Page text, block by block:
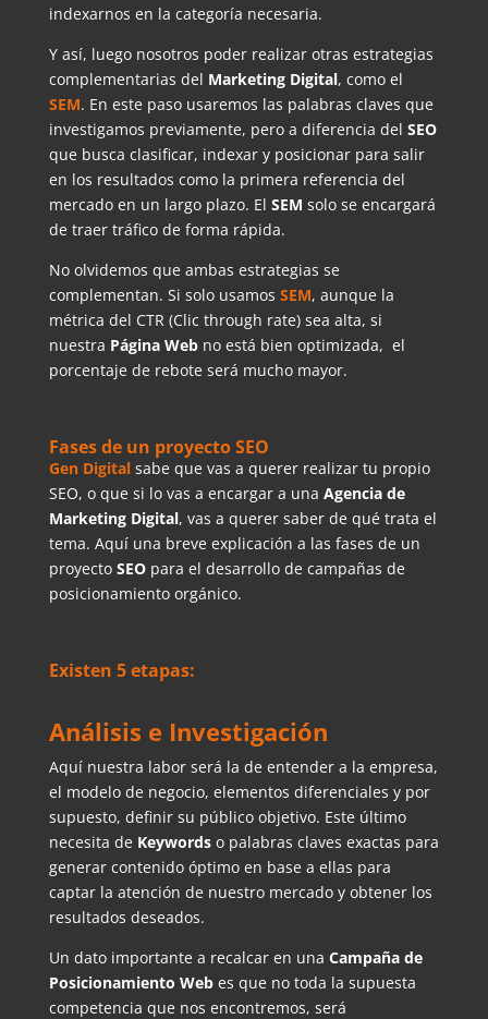
indexarnos en la categoría necesaria.
Y así, luego nosotros poder realizar otras estrategias
complementarias del Marketing Digital, como el
SEM. En este paso usaremos las palabras claves que
investigamos previamente, pero a diferencia del SEO
que busca clasificar, indexar y posicionar para salir
en los resultados como la primera referencia del
mercado en un largo plazo. El SEM solo se encargará
de traer tráfico de forma rápida.
No olvidemos que ambas estrategias se
complementan. Si solo usamos SEM, aunque la
métrica del CTR (Clic through rate) sea alta, si
nuestra Página Web no está bien optimizada, el
porcentaje de rebote será mucho mayor.
Fases de un proyecto SEO
Gen Digital sabe que vas a querer realizar tu propio
SEO, o que si lo vas a encargar a una Agencia de
Marketing Digital, vas a querer saber de qué trata el
tema. Aquí una breve explicación a las fases de un
proyecto SEO para el desarrollo de campañas de
posicionamiento orgánico.
Existen 5 etapas:
Análisis e Investigación
Aquí nuestra labor será la de entender a la empresa,
el modelo de negocio, elementos diferenciales y por
supuesto, definir su público objetivo. Este último
necesita de Keywords o palabras claves exactas para
generar contenido óptimo en base a ellas para
captar la atención de nuestro mercado y obtener los
resultados deseados.
Un dato importante a recalcar en una Campaña de
Posicionamiento Webes que no toda la supuesta
competencia que nos encontremos, será